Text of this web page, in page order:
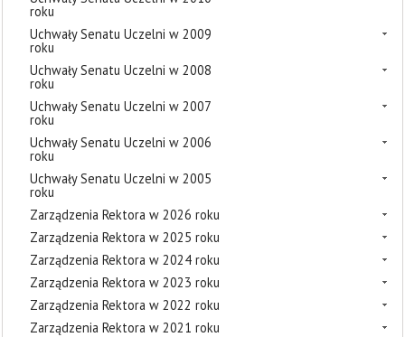
roku
Uchwały Senatu Uczelni w 2009
roku
Uchwały Senatu Uczelni w 2008
roku
Uchwały Senatu Uczelni w 2007
roku
Uchwały Senatu Uczelni w 2006
roku
Uchwały Senatu Uczelni w 2005
roku
Zarządzenia Rektora w 2026 roku
Zarządzenia Rektora w 2025 roku
Zarządzenia Rektora w 2024 roku
Zarządzenia Rektora w 2023 roku
Zarządzenia Rektora w 2022 roku
Zarządzenia Rektora w 2021 roku